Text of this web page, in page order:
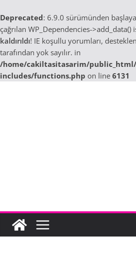
Deprecated: 6.9.0 sürümünden
çağrılan WP_Dependencies->add_data()
kaldırıldı! IE koşullu yorumları,
tarafından yok sayılır. in
/home/cakiltasitasarim/
includes/functions.php on line 6131